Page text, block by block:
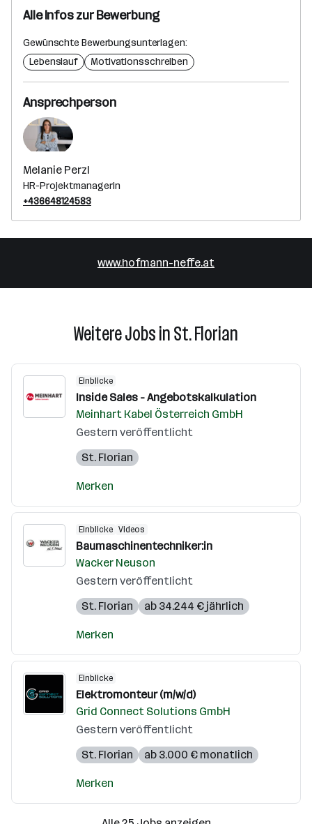
Alle Infos zur Bewerbung
Gewünschte Bewerbungsunterlagen:
Lebenslauf
Motivationsschreiben
Ansprechperson
Melanie Perzl
HR-Projektmanagerin
+436648124583
www.hofmann-neffe.at
Weitere Jobs in St. Florian
Einblicke
Inside Sales - Angebotskalkulation
Meinhart Kabel Österreich GmbH
Gestern veröffentlicht
St. Florian
Merken
Einblicke Videos
Baumaschinentechniker:in
Wacker Neuson
Gestern veröffentlicht
St. Florian
ab 34.244 € jährlich
Merken
Einblicke
Elektromonteur (m/w/d)
Grid Connect Solutions GmbH
Gestern veröffentlicht
St. Florian
ab 3.000 € monatlich
Merken